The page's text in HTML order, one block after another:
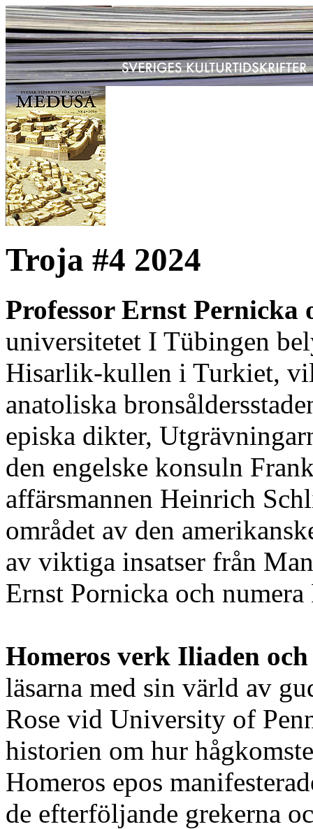
Troja #4 2024
Professor Ernst
universitetet I Tübingen
Hisarlik-kullen i Turkiet,
anatoliska
episka dikter,
den engelske konsuln
affärsmannen Heinrich
området av den
av viktiga insatser från
Ernst Pornicka och numera
Homeros verk Iliaden
läsarna med sin värld av
Rose vid University of
historien om hur
Homeros epos
de efterföljande grekerna